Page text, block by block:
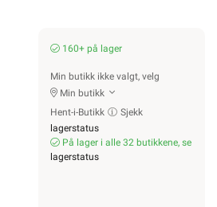
160+ på lager
Min butikk ikke valgt, velg
Min butikk
Hent-i-Butikk
Sjekk
lagerstatus
På lager i alle 32 butikkene, se
lagerstatus